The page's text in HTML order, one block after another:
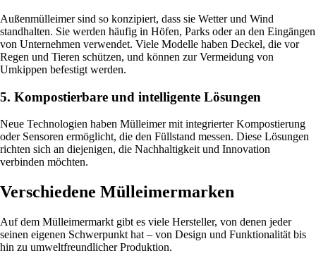
Außenmülleimer sind so konzipiert, dass sie Wetter und Wind
standhalten. Sie werden häufig in Höfen, Parks oder an den Eingängen
von Unternehmen verwendet. Viele Modelle haben Deckel, die vor
Regen und Tieren schützen, und können zur Vermeidung von
Umkippen befestigt werden.
5. Kompostierbare und intelligente Lösungen
Neue Technologien haben Mülleimer mit integrierter Kompostierung
oder Sensoren ermöglicht, die den Füllstand messen. Diese Lösungen
richten sich an diejenigen, die Nachhaltigkeit und Innovation
verbinden möchten.
Verschiedene Mülleimermarken
Auf dem Mülleimermarkt gibt es viele Hersteller, von denen jeder
seinen eigenen Schwerpunkt hat – von Design und Funktionalität bis
hin zu umweltfreundlicher Produktion.